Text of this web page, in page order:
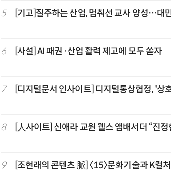
5 [기고]질주하는 산업, 멈춰선 교사 양성…대
6 [사설] AI 패권·산업 활력 제고에 모두 쏟자
7 [디지털문서 인사이트] 디지털통상협정, '
8 [人사이트] 신애라 교원 웰스 앰배서더 “진
9 [조현래의 콘텐츠 脈] 〈15〉문화기술과 K컬